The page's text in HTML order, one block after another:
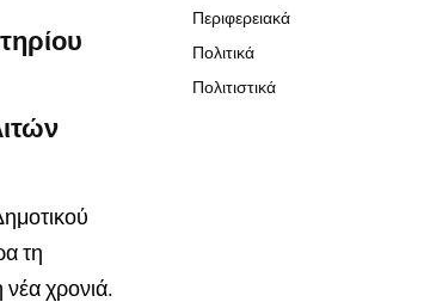
τη
νέα χρονιά.
Περιφερειακά
Πολιτικά
Πολιτιστικά